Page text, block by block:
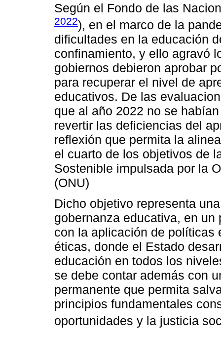
Según el Fondo de las
2022), en el marco de la
dificultades en la educación
confinamiento, y ello agravó
gobiernos debieron aprobar
para recuperar el nivel de
educativos. De las
que al año 2022 no se
revertir las deficiencias del
reflexión que permita la
el cuarto de los objetivos de
Sostenible impulsada por la
(ONU)
Dicho objetivo representa
gobernanza educativa, en
con la aplicación de políticas
éticas, donde el Estado
educación en todos los
se debe contar además con
permanente que permita
principios fundamentales
oportunidades y la justicia